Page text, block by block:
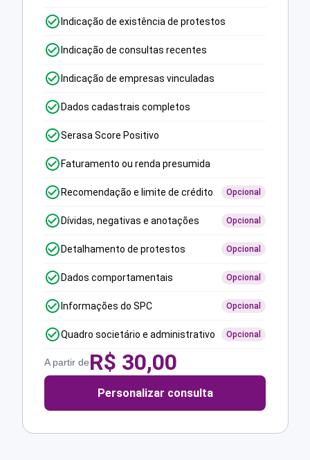
Indicação de existência de protestos
Indicação de consultas recentes
Indicação de empresas vinculadas
Dados cadastrais completos
Serasa Score Positivo
Faturamento ou renda presumida
Recomendação e limite de crédito Opcional
Dívidas, negativas e anotações Opcional
Detalhamento de protestos Opcional
Dados comportamentais Opcional
Informações do SPC Opcional
Quadro societário e administrativo Opcional
A partir deR$ 30,00
Personalizar consulta